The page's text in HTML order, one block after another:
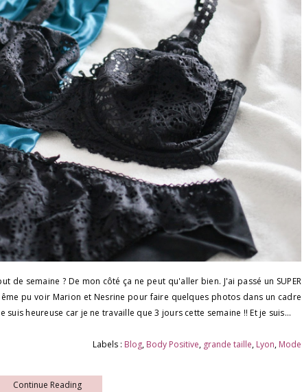
de semaine ? De mon côté ça ne peut qu'aller bien. J'ai passé un SUPER
pu voir Marion et Nesrine pour faire quelques photos dans un cadre
heureuse car je ne travaille que 3 jours cette semaine !! Et je suis...
Labels : Blog, Body Positive, grande taille, Lyon, Mode
Continue Reading